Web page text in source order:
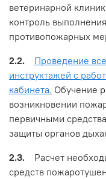
ветеринарной
контроль
противопожарных
2.2.
Проведение
инструктажей с
кабинета. Обучение
возникновении
первичными
защиты органов
2.3. Расчет
средств